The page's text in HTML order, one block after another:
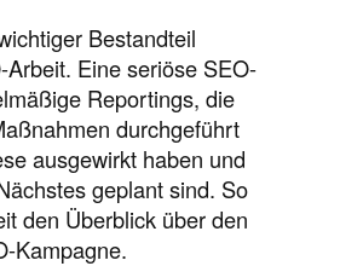
Bestandteil
Eine seriöse SEO-
Reportings, die
durchgeführt
ausgewirkt haben und
geplant sind. So
den Überblick über den
Kampagne.